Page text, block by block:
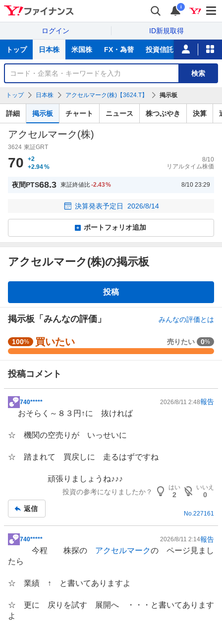
i
ログイン ID新規取得
サ
トップ 日本株 米国株 FX・為替 投資信託 ニュース
銘
検
索
検索
トップ 日本株 アクセルマーク(株)【3624.T】 掲示板
詳細 掲示板 チャート ニュース 株つぶやき 決算
アクセルマーク(株)
3624 東証GRT
70
+2
+2.94%
8/10
リアルタイム株価
夜間PTS68.3 東証終値比-2.43% 8/10 23:29
決算発表予定日 2026/8/14
ポートフォリオ追加
アクセルマーク(株)の掲示板
板
投稿
掲示板「みんなの評価」 みんなの評価とは
強
く
い
い
0
買
た
%
、
様
見
%
売
り
100% 買いたい 売りたい 0%
投稿コメント
掲
記
740***** 2026/8/11 2:48報告
おそらく～８３円↑に 抜ければ
☆ 機関の空売りが いっせいに
☆ 踏まれて 買戻しに 走るはずですね
頑張りましょうね♪♪♪
投資の参考になりましたか？
はい
2
いいえ
0
返信
No.227161
掲
板
事
740***** 2026/8/11 2:14報告
今程 株探の アクセルマークの ページ見まし
たら
☆ 業績 ↑ と書いてありますよ
☆ 更に 戻りを試す 展開へ ・・・と書いてあります
よ